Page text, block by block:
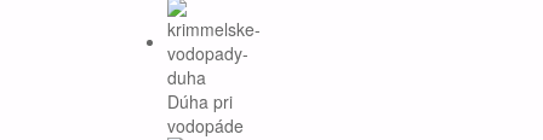
Dúha pri
vodopáde